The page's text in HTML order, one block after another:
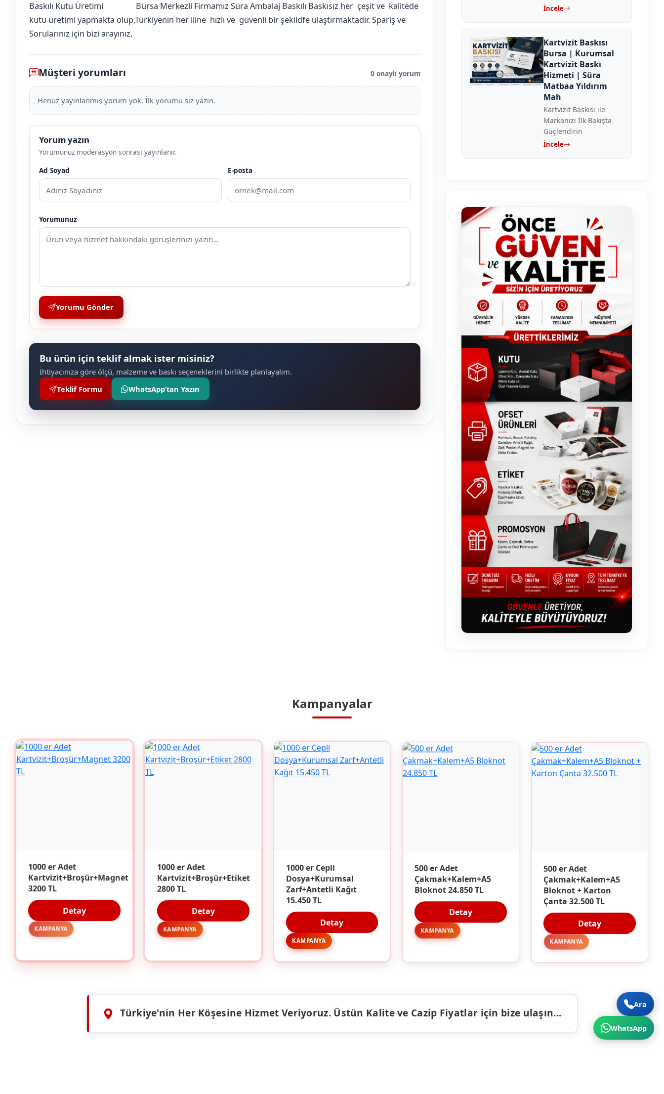
Baskılı Kutu Üretimi
Bursa Merkezli Firmamız Süra Ambalaj Baskılı Baskısız her çeşit ve kalitede
kutu üretimi yapmakta olup,Türkiyenin her iline hızlı ve güvenli bir şekildfe ulaştırmaktadır. Spariş ve
Sorularınız için bizi arayınız.
Müşteri yorumları 0 onaylı yorum
Henüz yayınlanmış yorum yok. İlk yorumu siz yazın.
Yorum yazın
Yorumunuz moderasyon sonrası yayınlanır.
Ad Soyad
E-posta
Yorumunuz
Yorumu Gönder
Bu ürün için teklif almak ister misiniz?
İhtiyacınıza göre ölçü, malzeme ve baskı seçeneklerini birlikte planlayalım.
Teklif Formu
WhatsApp’tan Yazın
İncele
Kartvizit Baskısı
Bursa | Kurumsal
Kartvizit Baskı
Hizmeti | Süra
Matbaa Yıldırım
Mah
Kartvizit Baskısı ile
Markanızı İlk Bakışta
Güçlendirin
İncele
Kampanyalar
1000 er Adet
Kartvizit+Broşür+Magnet
3200 TL
Detay
KAMPANYA
1000 er Adet
Kartvizit+Broşür+Etiket
2800 TL
Detay
KAMPANYA
1000 er Cepli
Dosya+Kurumsal
Zarf+Antetli Kağıt
15.450 TL
Detay
KAMPANYA
500 er Adet
Çakmak+Kalem+A5
Bloknot 24.850 TL
Detay
KAMPANYA
500 er Adet
Çakmak+Kalem+A5
Bloknot + Karton
Çanta 32.500 TL
Detay
KAMPANYA
Türkiye'nin Her Köşesine Hizmet Veriyoruz. Üstün Kalite ve Cazip Fiyatlar için bize ulaşın...
Ara
WhatsApp